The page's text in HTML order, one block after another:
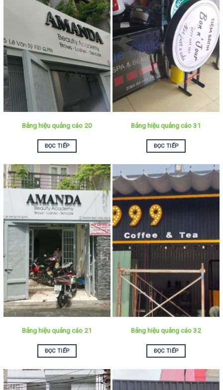
Bảng hiệu quảng cáo 20
ĐỌC TIẾP
Bảng hiệu quảng cáo 31
ĐỌC TIẾP
Bảng hiệu quảng cáo 21
ĐỌC TIẾP
Bảng hiệu quảng cáo 32
ĐỌC TIẾP